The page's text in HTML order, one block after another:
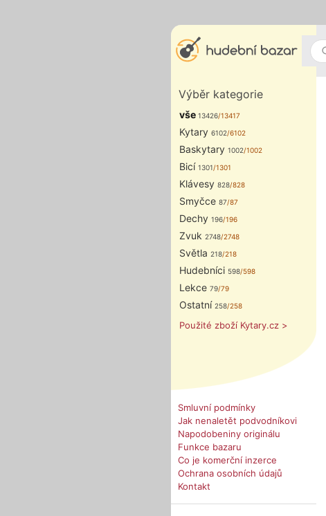
Výběr kategorie
vše 13426/13417
Kytary 6102/6102
Baskytary 1002/1002
Bicí 1301/1301
Klávesy 828/828
Smyčce 87/87
Dechy 196/196
Zvuk 2748/2748
Světla 218/218
Hudebníci 598/598
Lekce 79/79
Ostatní 258/258
Použité zboží Kytary.cz >
Smluvní podmínky
Jak nenaletět podvodníkovi
Napodobeniny originálu
Funkce bazaru
Co je komerční inzerce
Ochrana osobních údajů
Kontakt